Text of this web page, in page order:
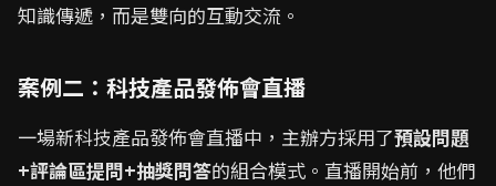
知識傳遞，而是雙向的互動交流。
案例二：科技產品發佈會直播
一場新科技產品發佈會直播中，主辦方採用了預設問題
+評論區提問+抽獎問答的組合模式。直播開始前，他們